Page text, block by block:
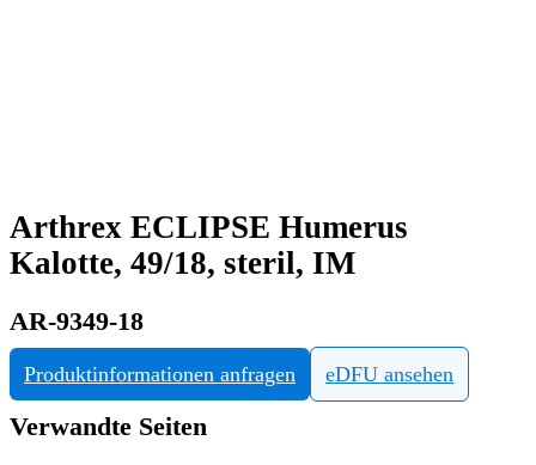
Arthrex ECLIPSE Humerus
Kalotte, 49/18, steril, IM
AR-9349-18
Produktinformationen anfragen eDFU ansehen
Verwandte Seiten